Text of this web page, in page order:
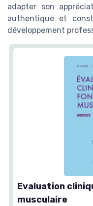
adapter son
authentique et
développement
Evaluation
musculaire